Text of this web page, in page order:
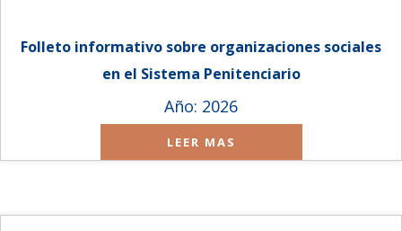
Folleto informativo sobre organizaciones sociales
en el Sistema Penitenciario
Año: 2026
LEER MAS